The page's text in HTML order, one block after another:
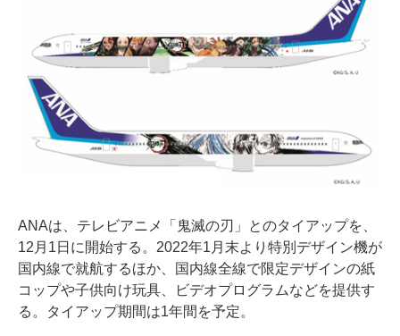
ANAは、テレビアニメ「鬼滅の刃」とのタイアップを、
12月1日に開始する。2022年1月末より特別デザイン機が
国内線で就航するほか、国内線全線で限定デザインの紙
コップや子供向け玩具、ビデオプログラムなどを提供す
る。タイアップ期間は1年間を予定。